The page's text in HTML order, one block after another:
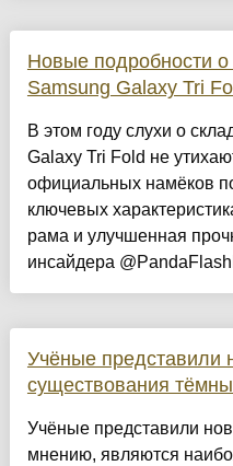
Новые подробности
Samsung Galaxy Tri
В этом году слухи о
Galaxy Tri Fold не
официальных намёков
ключевых
рама и улучшенная
инсайдера
Учёные представили
существования
Учёные представили
мнению, являются